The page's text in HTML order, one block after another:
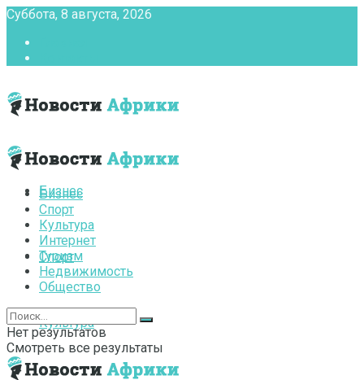
Суббота, 8 августа, 2026
Бизнес
Спорт
Культура
Бизнес
Спорт
Культура
Интернет
Туризм
Недвижимость
Общество
Нет результатов
Смотреть все результаты